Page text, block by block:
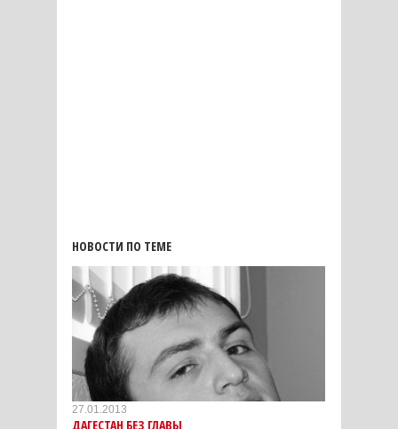
НОВОСТИ ПО ТЕМЕ
27.01.2013
ДАГЕСТАН БЕЗ ГЛАВЫ